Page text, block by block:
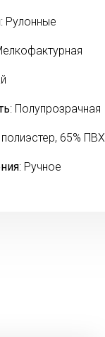
: Рулонные
: Полупрозрачная
полиэстер, 65% ПВХ
: Ручное